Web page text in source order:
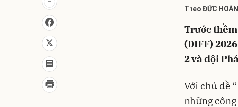
Theo ĐỨC
Trước
(DIFF)
2 và đội
Với chủ đề
những